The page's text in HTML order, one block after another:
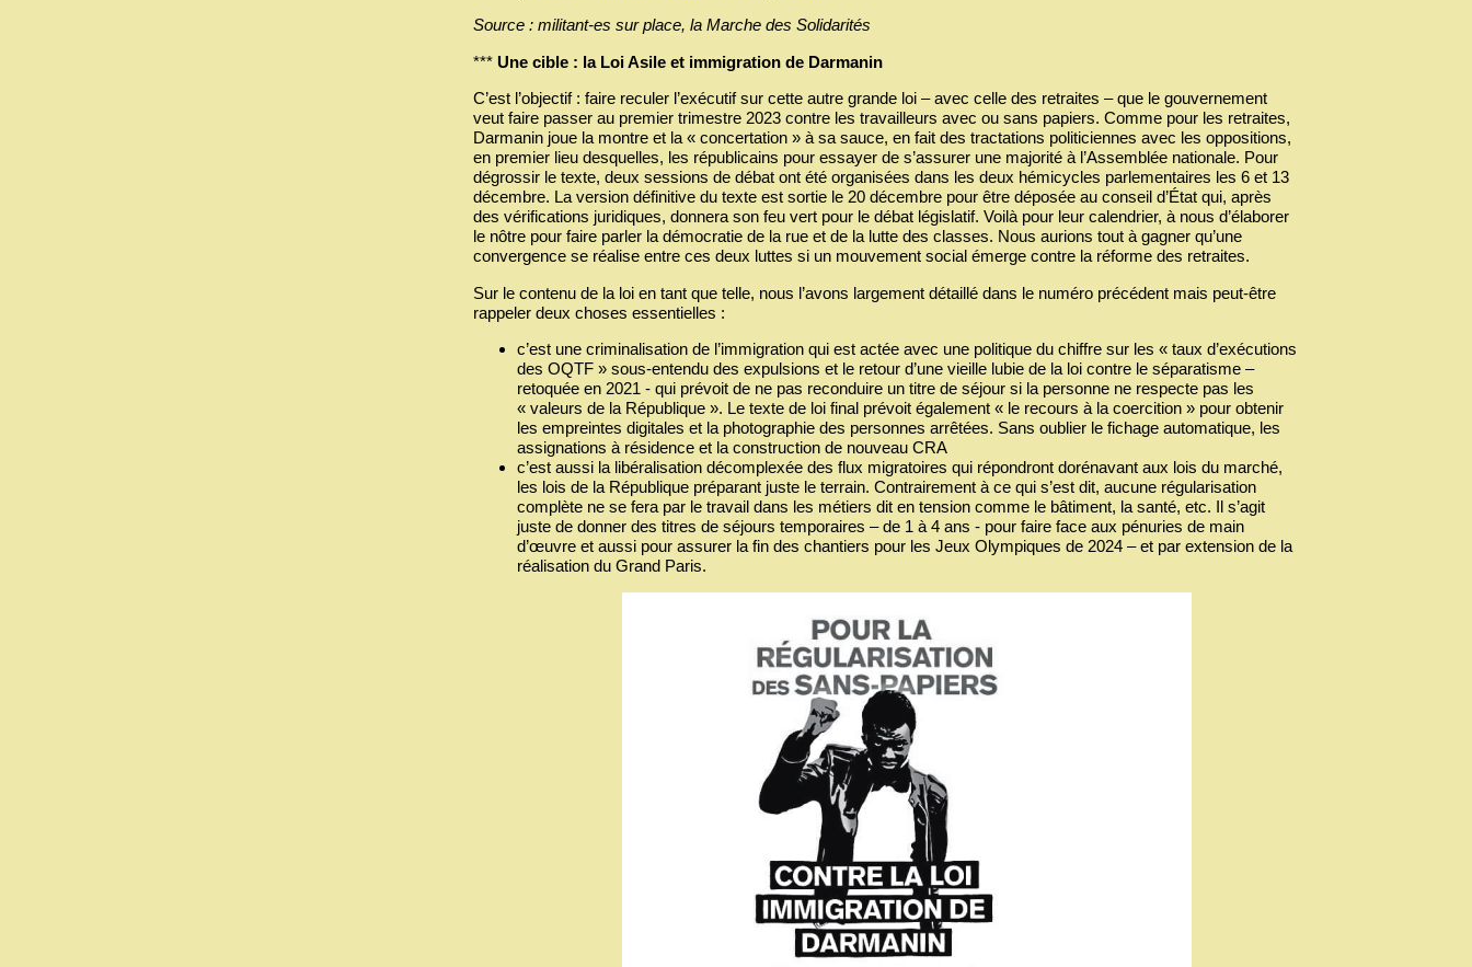
Source : militant-es sur place, la Marche des Solidarités
*** Une cible : la Loi Asile et immigration de Darmanin
C’est l’objectif : faire reculer l’exécutif sur cette autre grande loi – avec celle des retraites – que le gouvernement
veut faire passer au premier trimestre 2023 contre les travailleurs avec ou sans papiers. Comme pour les retraites,
Darmanin joue la montre et la « concertation » à sa sauce, en fait des tractations politiciennes avec les oppositions,
en premier lieu desquelles, les républicains pour essayer de s’assurer une majorité à l’Assemblée nationale. Pour
dégrossir le texte, deux sessions de débat ont été organisées dans les deux hémicycles parlementaires les 6 et 13
décembre. La version définitive du texte est sortie le 20 décembre pour être déposée au conseil d’État qui, après
des vérifications juridiques, donnera son feu vert pour le débat législatif. Voilà pour leur calendrier, à nous d’élaborer
le nôtre pour faire parler la démocratie de la rue et de la lutte des classes. Nous aurions tout à gagner qu’une
convergence se réalise entre ces deux luttes si un mouvement social émerge contre la réforme des retraites.
Sur le contenu de la loi en tant que telle, nous l’avons largement détaillé dans le numéro précédent mais peut-être
rappeler deux choses essentielles :
c’est une criminalisation de l’immigration qui est actée avec une politique du chiffre sur les « taux d’exécutions
des OQTF » sous-entendu des expulsions et le retour d’une vieille lubie de la loi contre le séparatisme –
retoquée en 2021 - qui prévoit de ne pas reconduire un titre de séjour si la personne ne respecte pas les
« valeurs de la République ». Le texte de loi final prévoit également « le recours à la coercition » pour obtenir
les empreintes digitales et la photographie des personnes arrêtées. Sans oublier le fichage automatique, les
assignations à résidence et la construction de nouveau CRA
c’est aussi la libéralisation décomplexée des flux migratoires qui répondront dorénavant aux lois du marché,
les lois de la République préparant juste le terrain. Contrairement à ce qui s’est dit, aucune régularisation
complète ne se fera par le travail dans les métiers dit en tension comme le bâtiment, la santé, etc. Il s’agit
juste de donner des titres de séjours temporaires – de 1 à 4 ans - pour faire face aux pénuries de main
d’œuvre et aussi pour assurer la fin des chantiers pour les Jeux Olympiques de 2024 – et par extension de la
réalisation du Grand Paris.